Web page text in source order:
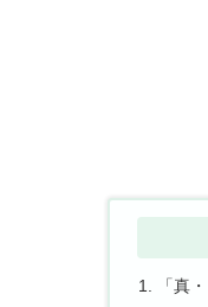
「真